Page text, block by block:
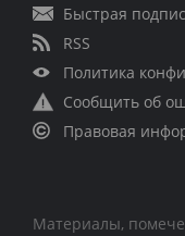
Быстрая
RSS
Политика
Сообщить об
Правовая
Материалы,